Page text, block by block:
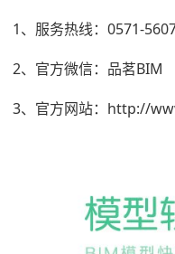
1、服务热线：0571-
2、官方微信：品茗BIM
3、官方网站：http://